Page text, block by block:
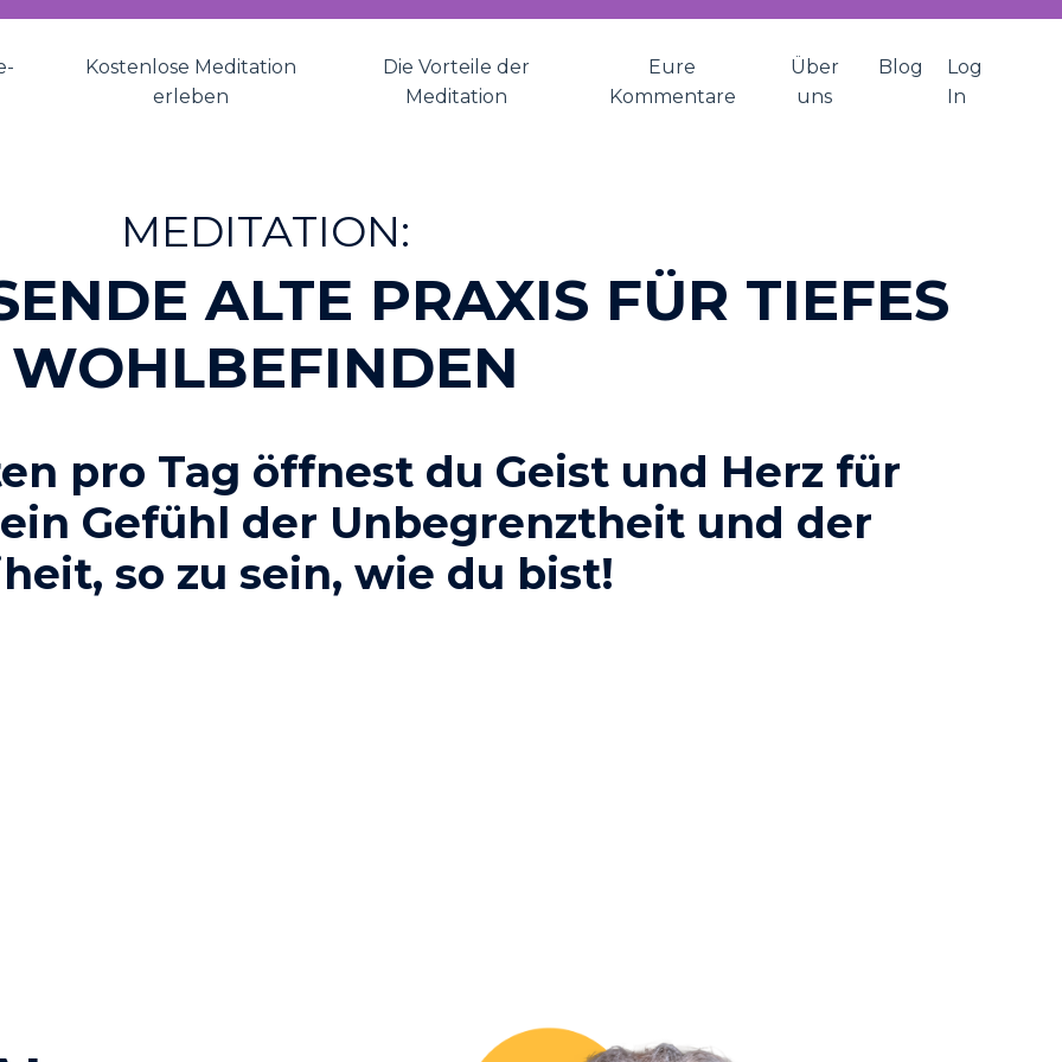
Kostenlose Meditation
erleben
Die Vorteile der
Meditation
Eure
Kommentare
Über
uns
Blog
Log
In
MEDITATION:
ALTE PRAXIS FÜR TIEFES
WOHLBEFINDEN
pro Tag öffnest du Geist und Herz für
Gefühl der Unbegrenztheit und der
so zu sein, wie du bist!